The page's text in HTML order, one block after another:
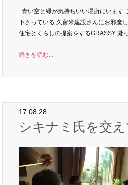
青い空と緑が気持ちいい場所にいま
下さっている 久留米建設さんにお邪魔
住宅とくらしの提案をするGRASSY 凝
続きを読む...
17.08.28
シキナミ氏を交